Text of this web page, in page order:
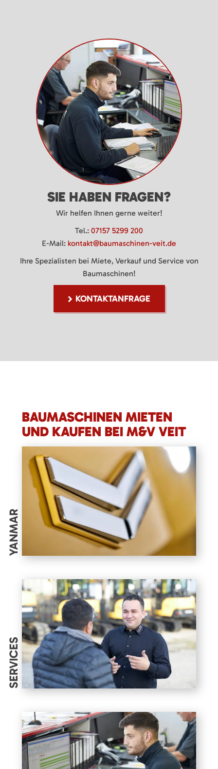
SIE HABEN FRAGEN?
Wir helfen Ihnen gerne weiter!
Tel.: 07157 5299 200
E-Mail: kontakt@baumaschinen-veit.de
Ihre Spezialisten bei Miete, Verkauf und Service von
Baumaschinen!
KONTAKTANFRAGE
BAUMASCHINEN MIETEN
UND KAUFEN BEI M&V VEIT
YANMAR
SERVICES